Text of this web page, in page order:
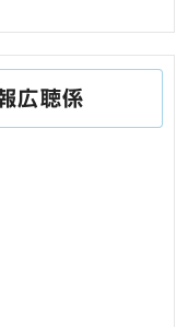
広聴係